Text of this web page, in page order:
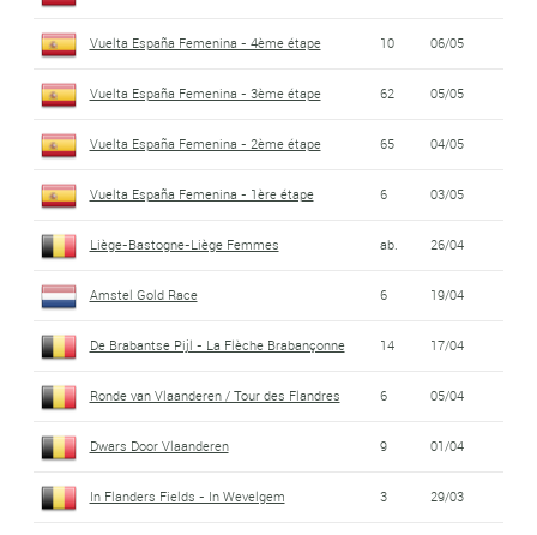
Vuelta España Femenina - 4ème étape 10 06/05
Vuelta España Femenina - 3ème étape 62 05/05
Vuelta España Femenina - 2ème étape 65 04/05
Vuelta España Femenina - 1ère étape 6 03/05
Liège-Bastogne-Liège Femmes ab. 26/04
Amstel Gold Race 6 19/04
De Brabantse Pijl - La Flèche Brabançonne 14 17/04
Ronde van Vlaanderen / Tour des Flandres 6 05/04
Dwars Door Vlaanderen 9 01/04
In Flanders Fields - In Wevelgem 3 29/03